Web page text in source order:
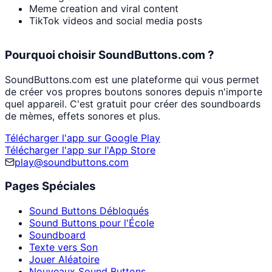
Meme creation and viral content
TikTok videos and social media posts
Pourquoi choisir SoundButtons.com ?
SoundButtons.com est une plateforme qui vous permet
de créer vos propres boutons sonores depuis n'importe
quel appareil. C'est gratuit pour créer des soundboards
de mèmes, effets sonores et plus.
Télécharger l'app sur Google Play
Télécharger l'app sur l'App Store
play@soundbuttons.com
Pages Spéciales
Sound Buttons Débloqués
Sound Buttons pour l'École
Soundboard
Texte vers Son
Jouer Aléatoire